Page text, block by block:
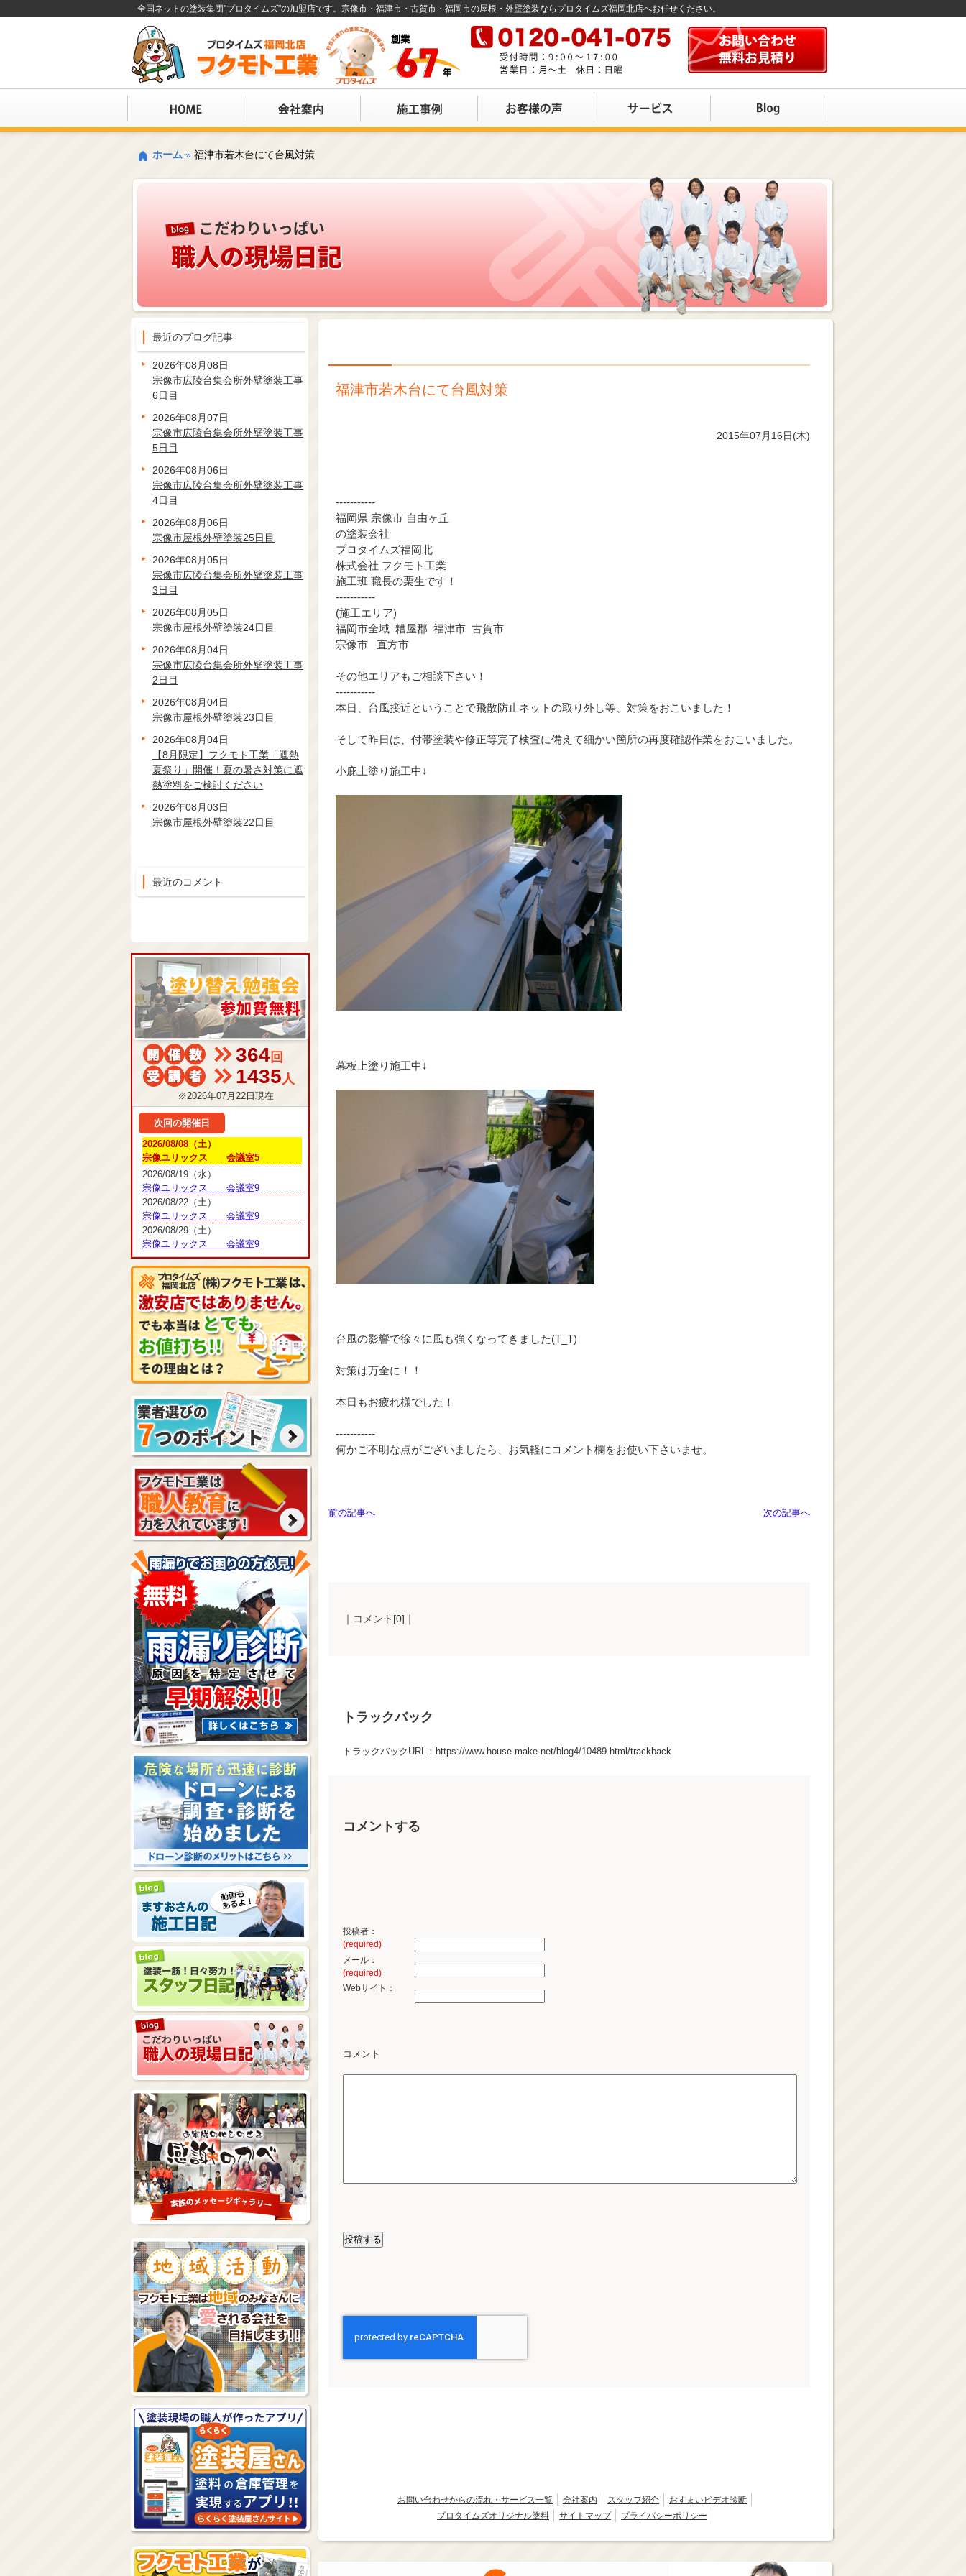
全国ネットの塗装集団"プロタイムズ"の加盟店です。宗像市・福津市・古賀市・福岡市の屋根・外壁塗装ならプロタイムズ福岡北店へお任せください。
ホーム » 福津市若木台にて台風対策
福津市若木台にて台風対策
2015年07月16日(木)
‐‐‐‐‐‐‐‐‐‐‐
福岡県 宗像市 自由ヶ丘
の塗装会社
プロタイムズ福岡北
株式会社 フクモト工業
施工班 職長の栗生です！
‐‐‐‐‐‐‐‐‐‐‐
(施工エリア)
福岡市全域 糟屋郡 福津市 古賀市
宗像市 直方市
その他エリアもご相談下さい！
‐‐‐‐‐‐‐‐‐‐‐
本日、台風接近ということで飛散防止ネットの取り外し等、対策をおこいました！
そして昨日は、付帯塗装や修正等完了検査に備えて細かい箇所の再度確認作業をおこいました。
小庇上塗り施工中↓
幕板上塗り施工中↓
台風の影響で徐々に風も強くなってきました(T_T)
対策は万全に！！
本日もお疲れ様でした！
‐‐‐‐‐‐‐‐‐‐‐
何かご不明な点がございましたら、お気軽にコメント欄をお使い下さいませ。
次の記事へ
前の記事へ
｜コメント[0]｜
トラックバック
トラックバックURL：https://www.house-make.net/blog4/10489.html/trackback
コメントする
投稿者：
(required)
メール：
(required)
Webサイト：
コメント
お問い合わせからの流れ・サービス一覧 会社案内 スタッフ紹介
おすまいビデオ診断
プロタイムズオリジナル塗料
サイトマップ プライバシーポリシー
最近のブログ記事
2026年08月08日
宗像市広陵台集会所外壁塗装工事
6日目
2026年08月07日
宗像市広陵台集会所外壁塗装工事
5日目
2026年08月06日
宗像市広陵台集会所外壁塗装工事
4日目
2026年08月06日
宗像市屋根外壁塗装25日目
2026年08月05日
宗像市広陵台集会所外壁塗装工事
3日目
2026年08月05日
宗像市屋根外壁塗装24日目
2026年08月04日
宗像市広陵台集会所外壁塗装工事
2日目
2026年08月04日
宗像市屋根外壁塗装23日目
2026年08月04日
【8月限定】フクモト工業「遮熱
夏祭り」開催！夏の暑さ対策に遮
熱塗料をご検討ください
2026年08月03日
宗像市屋根外壁塗装22日目
最近のコメント
364回
1435人
※2026年07月22日現在
次回の開催日
2026/08/08（土）
宗像ユリックス 会議室5
2026/08/19（水）
宗像ユリックス 会議室9
2026/08/22（土）
宗像ユリックス 会議室9
2026/08/29（土）
宗像ユリックス 会議室9